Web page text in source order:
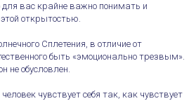
для вас крайне важно понимать и
открытостью.
Сплетения, в отличие от
быть «эмоционально трезвым».
не обусловлен.
чувствует себя так, как чувствует